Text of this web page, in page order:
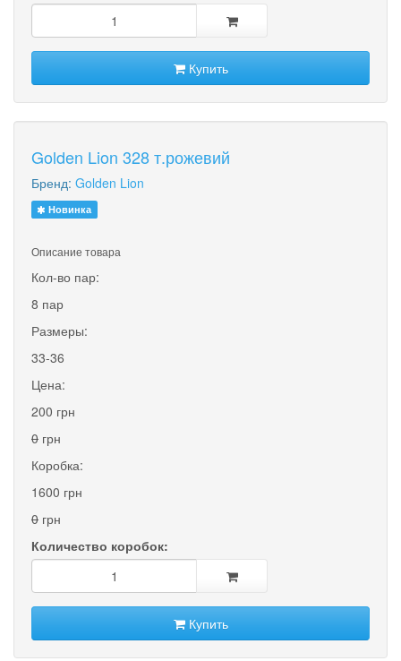
Купить
Golden Lion 328 т.рожевий
Бренд: Golden Lion
Новинка
Описание товара
Кол-во пар:
8 пар
Размеры:
33-36
Цена:
200 грн
0 грн
Коробка:
1600 грн
0 грн
Количество коробок:
Купить